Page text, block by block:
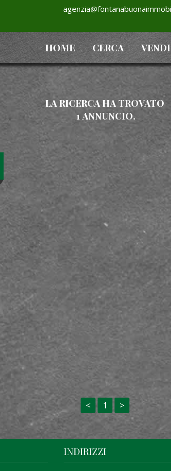
HOME CERCA
LA RICERCA HA TROVATO
1 ANNUNCIO.
< 1 >
INDIRIZZI